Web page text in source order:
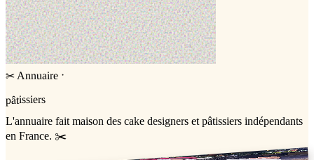
✂ Annuaire ·
pâtissiers
L'annuaire fait maison des cake designers et pâtissiers indépendants
en France. ✂️